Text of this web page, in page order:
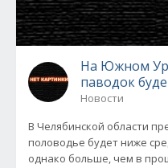
На Южном
паводок
Новости
В Челябинской области
половодье будет ниже
однако больше, чем в